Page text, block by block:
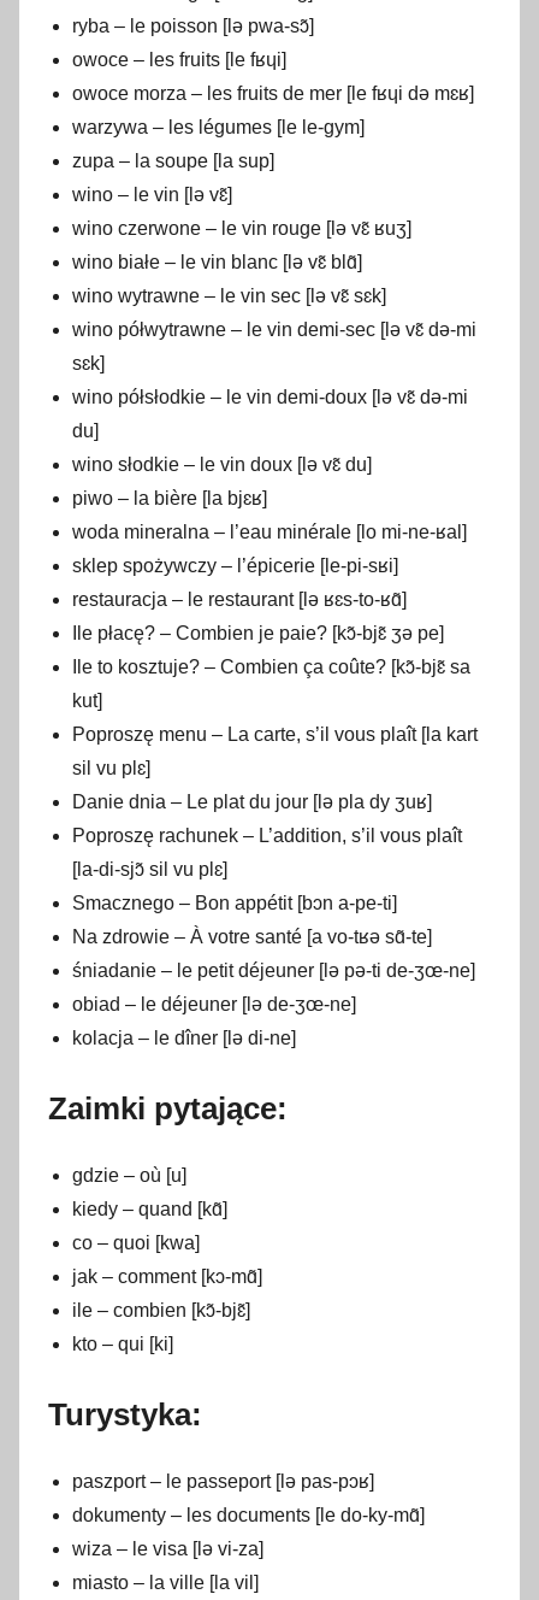
ryba – le poisson [lə pwa-sɔ̃]
owoce – les fruits [le fʁɥi]
owoce morza – les fruits de mer [le fʁɥi də mɛʁ]
warzywa – les légumes [le le-gym]
zupa – la soupe [la sup]
wino – le vin [lə vɛ̃]
wino czerwone – le vin rouge [lə vɛ̃ ʁuʒ]
wino białe – le vin blanc [lə vɛ̃ blɑ̃]
wino wytrawne – le vin sec [lə vɛ̃ sɛk]
wino półwytrawne – le vin demi-sec [lə vɛ̃ də-mi
sɛk]
wino półsłodkie – le vin demi-doux [lə vɛ̃ də-mi
du]
wino słodkie – le vin doux [lə vɛ̃ du]
piwo – la bière [la bjɛʁ]
woda mineralna – l’eau minérale [lo mi-ne-ʁal]
sklep spożywczy – l’épicerie [le-pi-sʁi]
restauracja – le restaurant [lə ʁɛs-to-ʁɑ̃]
Ile płacę? – Combien je paie? [kɔ̃-bjɛ̃ ʒə pe]
Ile to kosztuje? – Combien ça coûte? [kɔ̃-bjɛ̃ sa
kut]
Poproszę menu – La carte, s’il vous plaît [la kart
sil vu plɛ]
Danie dnia – Le plat du jour [lə pla dy ʒuʁ]
Poproszę rachunek – L’addition, s’il vous plaît
[la-di-sjɔ̃ sil vu plɛ]
Smacznego – Bon appétit [bɔn a-pe-ti]
Na zdrowie – À votre santé [a vo-tʁə sɑ̃-te]
śniadanie – le petit déjeuner [lə pə-ti de-ʒœ-ne]
obiad – le déjeuner [lə de-ʒœ-ne]
kolacja – le dîner [lə di-ne]
Zaimki pytające:
gdzie – où [u]
kiedy – quand [kɑ̃]
co – quoi [kwa]
jak – comment [kɔ-mɑ̃]
ile – combien [kɔ̃-bjɛ̃]
kto – qui [ki]
Turystyka:
paszport – le passeport [lə pas-pɔʁ]
dokumenty – les documents [le do-ky-mɑ̃]
wiza – le visa [lə vi-za]
miasto – la ville [la vil]